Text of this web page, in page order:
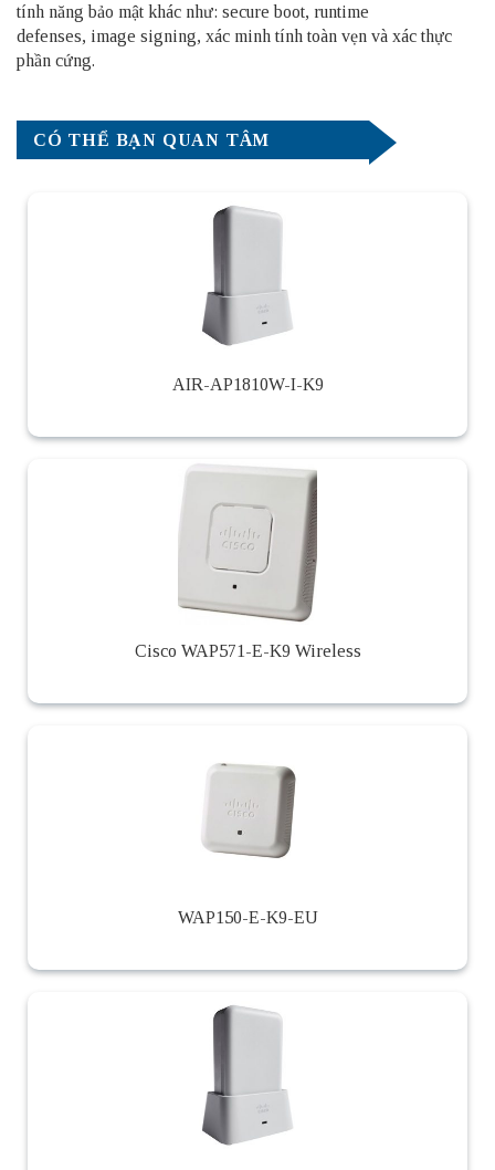
tính năng bảo mật khác như: secure boot, runtime
defenses, image signing, xác minh tính toàn vẹn và xác thực
phần cứng.
CÓ THỂ BẠN QUAN TÂM
AIR-AP1810W-I-K9
Cisco WAP571-E-K9 Wireless
WAP150-E-K9-EU